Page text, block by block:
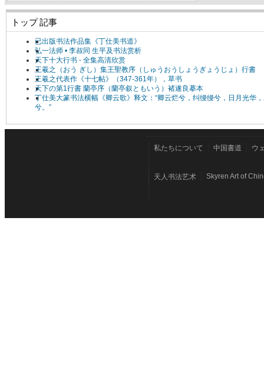
トップ 記事
已出版书法作品集《丁仕美书道》
弘一法师 • 李叔同 生平及书法赏析
天下十大行书 - 全集高清欣赏
王羲之（おう ぎし）集王聖教序（しゅうおうしょうぎょうじょ）行書
王羲之代表作《十七帖》（347-361年），草书
天下の第1行書 蘭亭序（蘭亭叙ともいう）褚遂良摹本
丁仕美大篆书法横幅《卿云歌》释文：“卿云烂兮，纠缦缦兮，日月光华
兮。”
私たちについて 中国書道 ウ
天人书法艺术 Skyren Art of